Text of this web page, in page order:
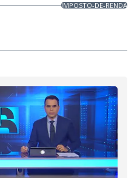
IMPOSTO-DE-RENDA